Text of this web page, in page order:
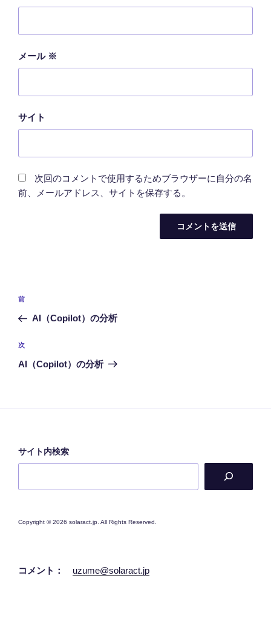
メール ※
サイト
次回のコメントで使用するためブラウザーに自分の名
前、メールアドレス、サイトを保存する。
投
ナ
ビ
ゲ
ョ
前
の
稿
前
AI（Copilot）の分析
次
の
次
AI（Copilot）の分析
サイト内検索
Copyright © 2026 solaract.jp. All Rights Reserved.
コメント： uzume@solaract.jp